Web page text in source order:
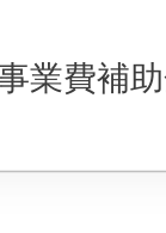
業費補